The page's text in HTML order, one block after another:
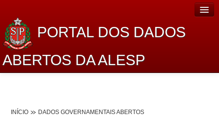
PORTAL DOS DADOS
ABERTOS DA ALESP
INÍCIO DADOS GOVERNAMENTAIS ABERTOS